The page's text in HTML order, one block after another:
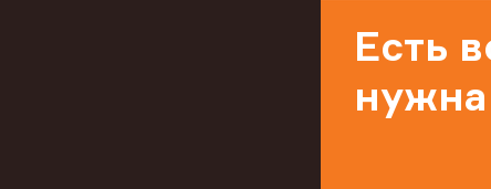
Есть